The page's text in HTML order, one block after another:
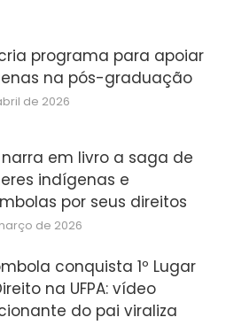
cria programa para apoiar
na pós-graduação
de 2026
narra em livro a saga de
indígenas e
por seus direitos
de 2026
conquista 1º Lugar
na UFPA: vídeo
do pai viraliza